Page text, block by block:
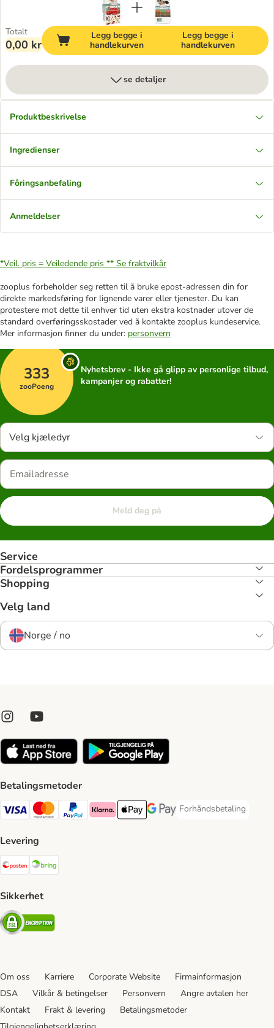
Totalt
0,00 kr
Legg begge i
handlekurven
Legg begge i
handlekurven
se detaljer
Produktbeskrivelse
Ingredienser
Fôringsanbefaling
Anmeldelser
*Veil. pris = Veiledende pris ** Se fraktvilkår
zooplus forbeholder seg retten til å bruke epost-adressen din for
direkte markedsføring for lignende varer eller tjenester. Du kan
protestere mot dette til enhver tid uten ekstra kostnader utover de
standard overføringsskostader ved å kontakte zooplus kundeservice.
Mer informasjon finner du under: personvern
333
zooPoeng
Nyhetsbrev - Ikke gå glipp av personlige tilbud,
kampanjer og rabatter!
Velg kjæledyr
Meld deg på
Service
Fordelsprogrammer
Shopping
Velg land
Norge / no
Betalingsmetoder
Visa Payment Method
Mastercard Payment Method
PayPal Payment Method
Klarna Payment Method
Apple Pay Payment Method
Google Pay Payment Method
Forhåndsbetaling
Forhåndsbetaling
Levering
Posten Shipping Method
Sikkerhet
Security
Om oss Karriere Corporate Website
Firmainformasjon
DSA
Vilkår & betingelser Personvern
Angre avtalen her
Kontakt
Frakt & levering
Betalingsmetoder